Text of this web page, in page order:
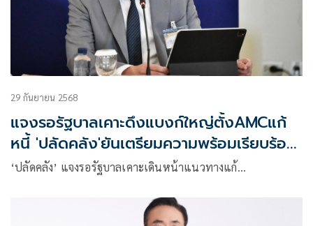
29 กันยายน 2568
แจงรอรัฐบาลเคาะดึงแบงก์ใหญ่ตั้งAMCแก้
หนี้ 'ปลัดคลัง'ยันเตรียมความพร้อมเรียบร้อย
แล้ว
‘ปลัดคลัง’ แจงรอรัฐบาลเคาะเดินหน้าแนวทางแก้…